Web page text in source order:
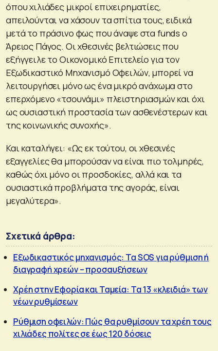
όπου χιλιάδες μικροί επιχειρηματίες,
απειλούνται να χάσουν τα σπίτια τους, ειδικά
μετά το πράσινο φως που άναψε στα funds ο
Άρειος Πάγος. Οι χθεσινές βελτιώσεις που
εξήγγειλε το Οικονομικό Επιτελείο για τον
Εξωδικαστικό Μηχανισμό Οφειλών, μπορεί να
λειτουργήσει μόνο ως ένα μικρό ανάχωμα στο
επερχόμενο «τσουνάμι» πλειστηριασμών και όχι
ως ουσιαστική προστασία των ασθενέστερων και
της κοινωνικής συνοχής».
Και καταλήγει: «Ως εκ τούτου, οι χθεσινές
εξαγγελίες θα μπορούσαν να είναι πιο τολμηρές,
καθώς όχι μόνο οι προσδοκίες, αλλά και τα
ουσιαστικά προβλήματα της αγοράς, είναι
μεγαλύτερα».
Σχετικά άρθρα:
Εξωδικαστικός μηχανισμός: Τα SOS για ρύθμιση ή
διαγραφή χρεών – προσαυξήσεων
Χρέη στην Εφορία και Ταμεία: Τα 13 «κλειδιά» των
νέων ρυθμίσεων
Ρύθμιση οφειλών: Πώς θα ρυθμίσουν τα χρέη τους
χιλιάδες πολίτες σε έως 120 δόσεις